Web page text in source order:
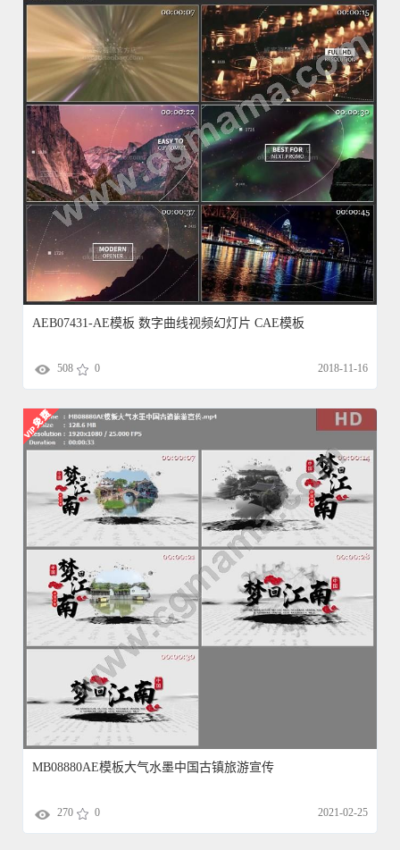
AEB07431-AE模板 数字曲线视频幻灯片 CAE模板
508 0 2018-11-16
MB08880AE模板大气水墨中国古镇旅游宣传
270 0 2021-02-25